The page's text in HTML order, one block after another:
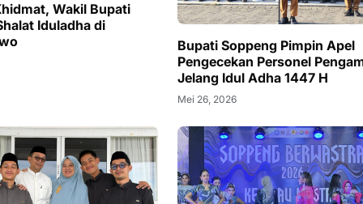
Wakil Bupati
Iduladha di
Bupati Soppeng Pimpin Apel
Pengecekan Personel
Jelang Idul Adha 1447 H
Mei 26, 2026